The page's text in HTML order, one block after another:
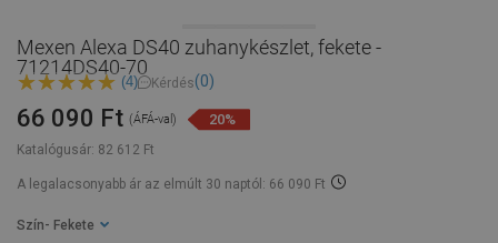
Mexen Alexa DS40 zuhanykészlet, fekete -
71214DS40-70
(4) Kérdés(0)
Katalógusár: 82 612 Ft
66 090 Ft (ÁFÁ-val) 20%
A legalacsonyabb ár az elmúlt 30 naptól: 66 090 Ft
Szín - Fekete